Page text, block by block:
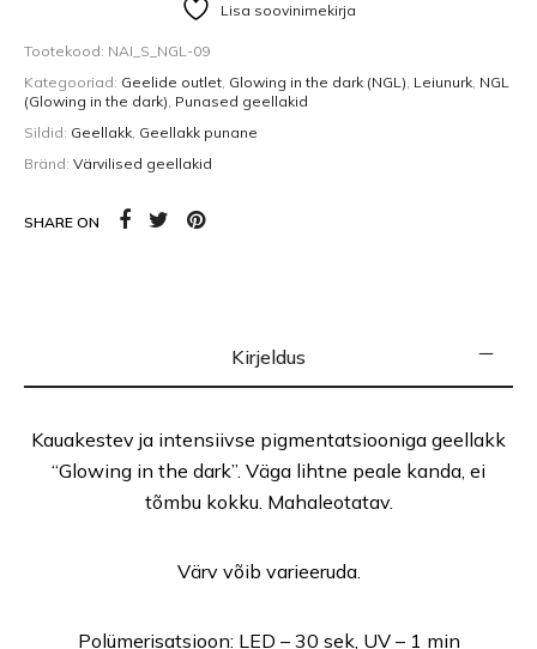
Lisa soovinimekirja
Tootekood: NAI_S_NGL-09
Kategooriad: Geelide outlet, Glowing in the dark (NGL), Leiunurk, NGL
(Glowing in the dark), Punased geellakid
Sildid: Geellakk, Geellakk punane
Bränd: Värvilised geellakid
SHARE ON
Kirjeldus
Kauakestev ja intensiivse pigmentatsiooniga geellakk
“Glowing in the dark”. Väga lihtne peale kanda, ei
tõmbu kokku. Mahaleotatav.
Värv võib varieeruda.
Polümerisatsioon: LED – 30 sek, UV – 1 min